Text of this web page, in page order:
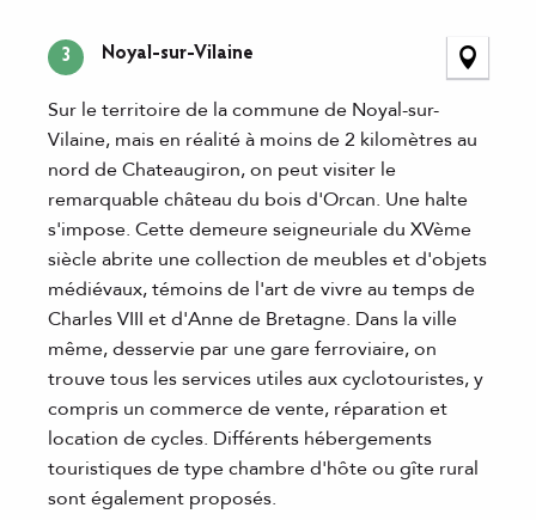
3 Noyal-sur-Vilaine
Sur le territoire de la commune de Noyal-sur-
Vilaine, mais en réalité à moins de 2 kilomètres au
nord de Chateaugiron, on peut visiter le
remarquable château du bois d'Orcan. Une halte
s'impose. Cette demeure seigneuriale du XVème
siècle abrite une collection de meubles et d'objets
médiévaux, témoins de l'art de vivre au temps de
Charles VIII et d'Anne de Bretagne. Dans la ville
même, desservie par une gare ferroviaire, on
trouve tous les services utiles aux cyclotouristes, y
compris un commerce de vente, réparation et
location de cycles. Différents hébergements
touristiques de type chambre d'hôte ou gîte rural
sont également proposés.